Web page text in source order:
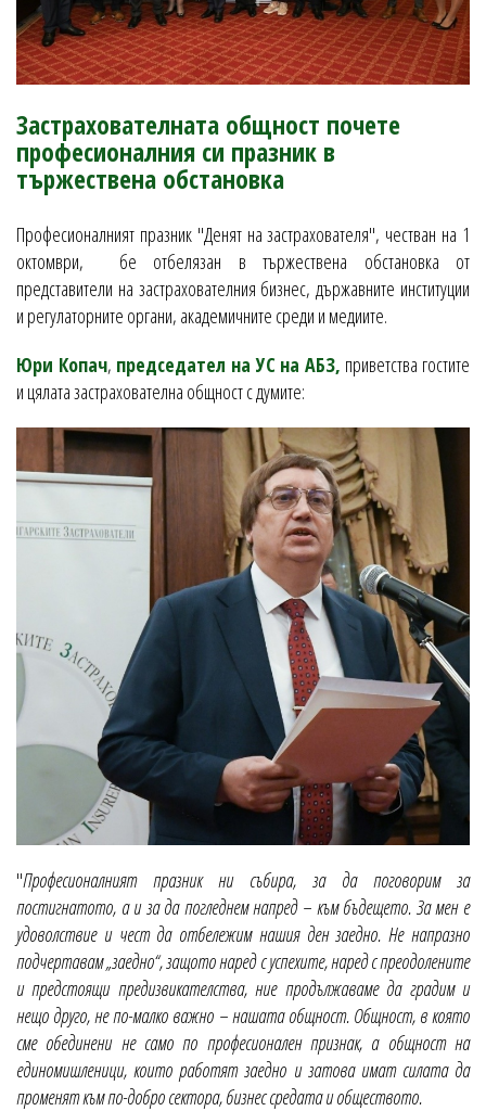
Застрахователната общност почете
професионалния си празник в
тържествена обстановка
Профeсионалният празник "Денят на застрахователя", честван на 1
октомври, бе отбелязан в тържествена обстановка от
представители на застрахователния бизнес, държавните институции
и регулаторните органи, академичните среди и медиите.
Юри Копач, председател на УС на АБЗ, приветства гостите
и цялата застрахователна общност с думите:
"Професионалният празник ни събира, за да поговорим за
постигнатото, а и за да погледнем напред – към бъдещето. За мен е
удоволствие и чест да отбележим нашия ден заедно. Не напразно
подчертавам „заедно“, защото наред с успехите, наред с преодолените
и предстоящи предизвикателства, ние продължаваме да градим и
нещо друго, не по-малко важно – нашата общност. Общност, в която
сме обединени не само по професионален признак, а общност на
единомишленици, които работят заедно и затова имат силата да
променят към по-добро сектора, бизнес средата и обществото.